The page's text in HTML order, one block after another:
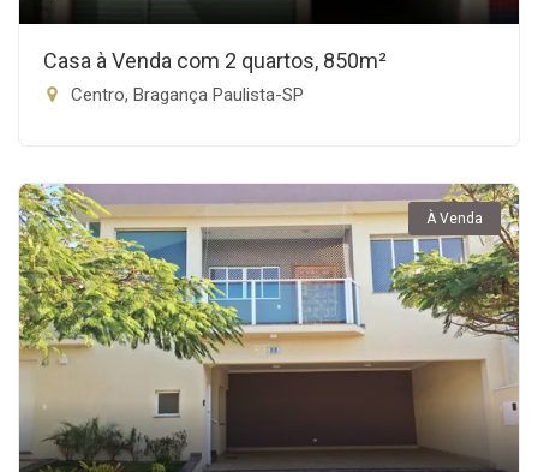
Casa à Venda com 2 quartos, 850m²
Centro, Bragança Paulista-SP
À Venda